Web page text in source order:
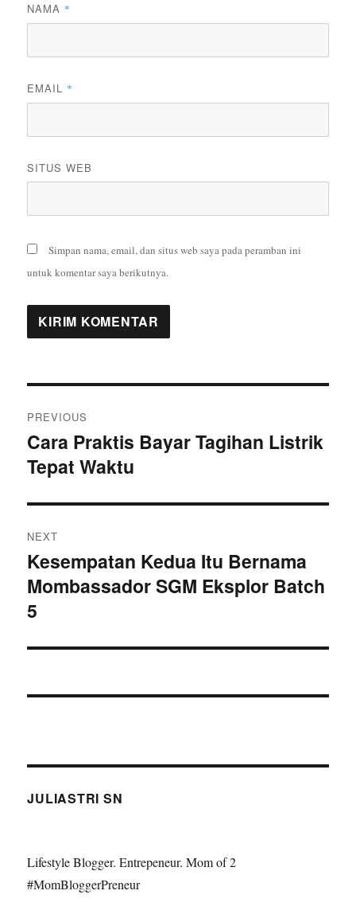
NAMA *
EMAIL *
SITUS WEB
Simpan nama, email, dan situs web saya pada peramban ini
untuk komentar saya berikutnya.
pos
PREVIOUS
Previous
post:
Cara Praktis Bayar Tagihan Listrik
Tepat Waktu
NEXT
Next
post:
Kesempatan Kedua Itu Bernama
Mombassador SGM Eksplor Batch
5
JULIASTRI SN
Lifestyle Blogger. Entrepeneur. Mom of 2
#MomBloggerPreneur